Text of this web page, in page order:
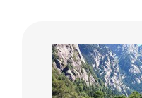
Che cos’è la
Secondo